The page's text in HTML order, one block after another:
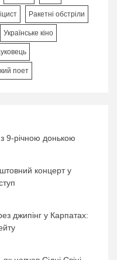
Ракетні обстріли
Українське кіно
поет
9-річною донькою
концерт у
джипінг у Карпатах: